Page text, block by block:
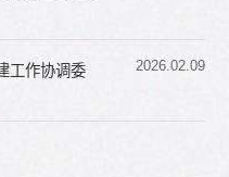
工作协调委
2026.02.09